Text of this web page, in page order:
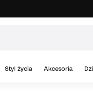
Styl życia Akcesoria